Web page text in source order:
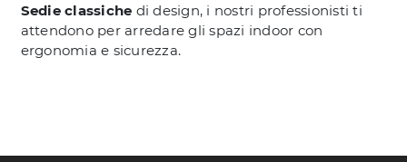
Sedie classiche di design, i nostri professionisti ti
attendono per arredare gli spazi indoor con
ergonomia e sicurezza.